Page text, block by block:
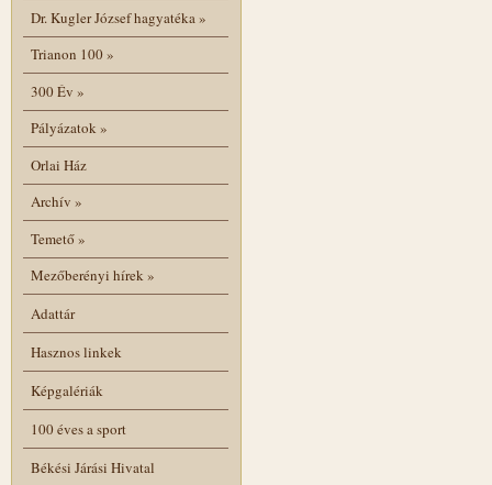
Dr. Kugler József hagyatéka»
Trianon 100»
300 Év »
Pályázatok»
Orlai Ház
Archív »
Temető»
Mezőberényi hírek»
Adattár
Hasznos linkek
Képgalériák
100 éves a sport
Békési Járási Hivatal